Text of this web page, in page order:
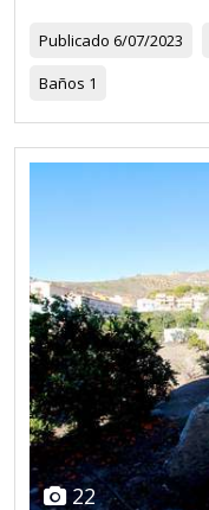
Publicado 6/07/2023
Baños 1
22